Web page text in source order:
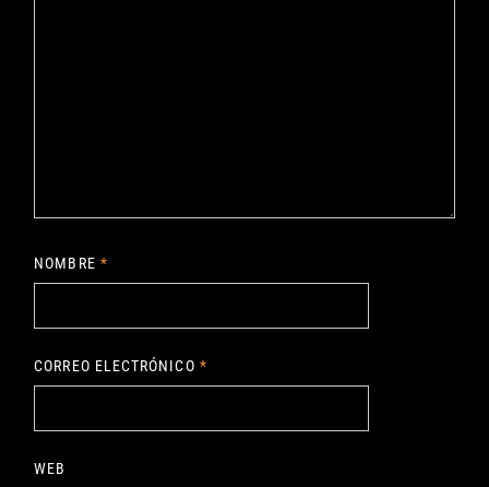
NOMBRE *
CORREO ELECTRÓNICO *
WEB